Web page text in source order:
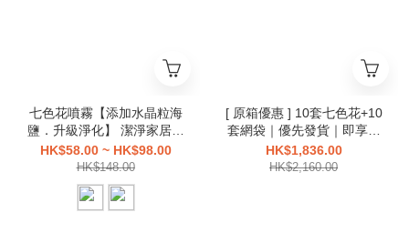
七色花噴霧【添加水晶粒海
鹽．升級淨化】 潔淨家居空
間、家俱物件好物
HK$58.00 ~ HK$98.00
HK$148.00
[ 原箱優惠 ] 10套七色花+10
套網袋｜優先發貨｜即享低
至85折！
HK$1,836.00
HK$2,160.00